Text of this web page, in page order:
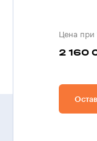
Цена при
2 160